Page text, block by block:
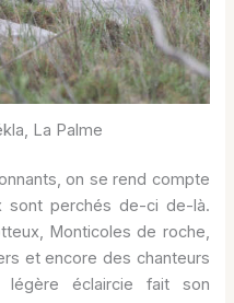
La Palme
on se rend compte
sont perchés de-ci de-là.
Monticoles de roche,
et encore des chanteurs
légère éclaircie fait son